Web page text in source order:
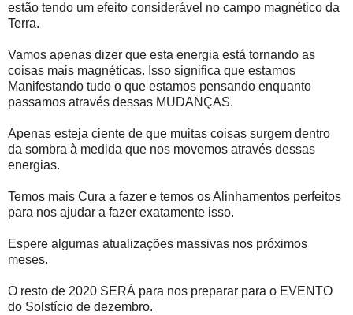
estão tendo um efeito considerável no campo magnético da
Terra.
Vamos apenas dizer que esta energia está tornando as
coisas mais magnéticas. Isso significa que estamos
Manifestando tudo o que estamos pensando enquanto
passamos através dessas MUDANÇAS.
Apenas esteja ciente de que muitas coisas surgem dentro
da sombra à medida que nos movemos através dessas
energias.
Temos mais Cura a fazer e temos os Alinhamentos perfeitos
para nos ajudar a fazer exatamente isso.
Espere algumas atualizações massivas nos próximos
meses.
O resto de 2020 SERÁ para nos preparar para o EVENTO
do Solstício de dezembro.